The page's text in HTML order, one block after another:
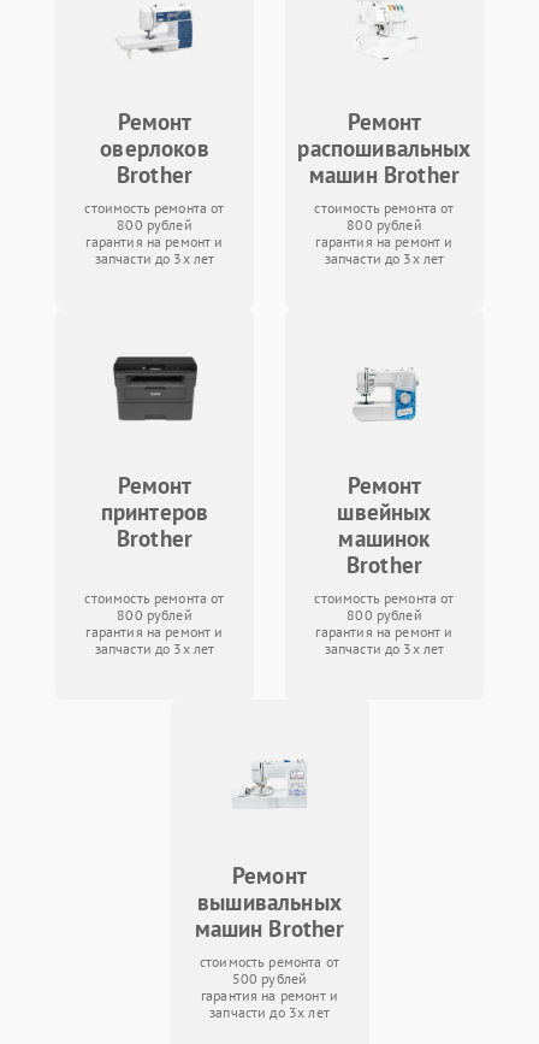
Ремонт
оверлоков
Brother
стоимость ремонта от
800 рублей
гарантия на ремонт и
запчасти до 3х лет
Ремонт
распошивальных
машин Brother
стоимость ремонта от
800 рублей
гарантия на ремонт и
запчасти до 3х лет
Ремонт
принтеров
Brother
стоимость ремонта от
800 рублей
гарантия на ремонт и
запчасти до 3х лет
Ремонт
швейных
машинок
Brother
стоимость ремонта от
800 рублей
гарантия на ремонт и
запчасти до 3х лет
Ремонт
вышивальных
машин Brother
стоимость ремонта от
500 рублей
гарантия на ремонт и
запчасти до 3х лет